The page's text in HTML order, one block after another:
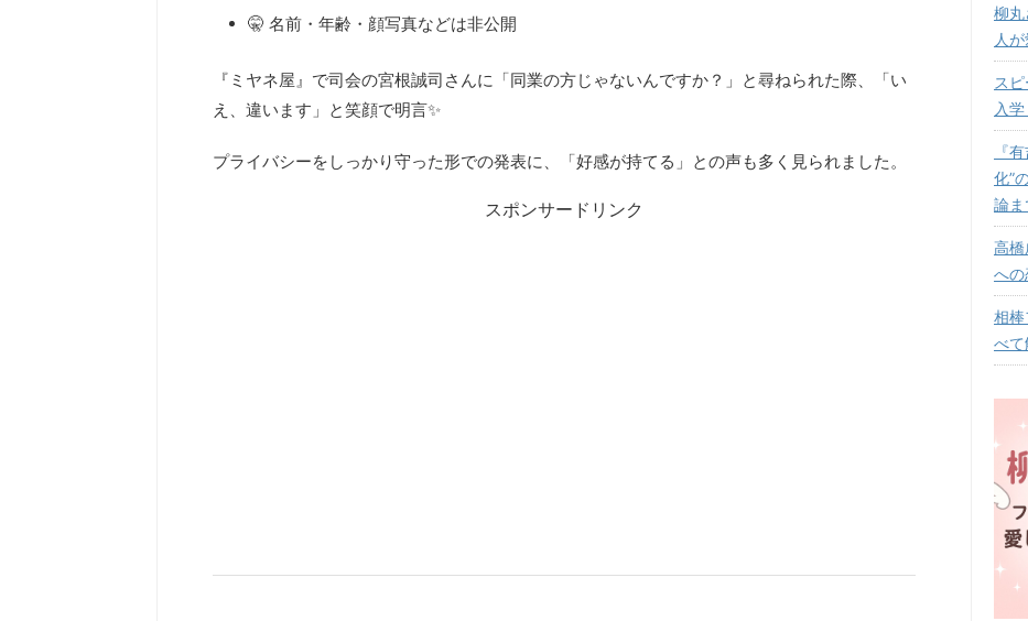
🤫 名前・年齢・顔写真などは非公開
『ミヤネ屋』で司会の宮根誠司さんに「同業の方じゃないんですか？」と尋ねられた際、「い
え、違います」と笑顔で明言✨
プライバシーをしっかり守った形での発表に、「好感が持てる」との声も多く見られました。
スポンサードリンク
柳
人
ス
入
『
化”
論ま
高
への
相
べて